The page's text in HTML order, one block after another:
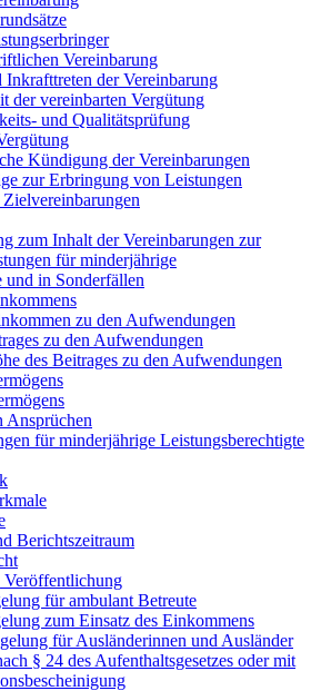
Vereinbarung
Inkrafttreten der Vereinbarung
der vereinbarten Vergütung
und Qualitätsprüfung
Kündigung der Vereinbarungen
zur Erbringung von Leistungen
zum Inhalt der Vereinbarungen zur
für minderjährige
und in Sonderfällen
zu den Aufwendungen
zu den Aufwendungen
des Beitrages zu den Aufwendungen
Ansprüchen
für minderjährige Leistungsberechtigte
Berichtszeitraum
für ambulant Betreute
zum Einsatz des Einkommens
für Ausländerinnen und Ausländer
§ 24 des Aufenthaltsgesetzes oder mit